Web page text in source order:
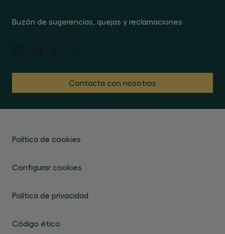
Buzón de sugerencias, quejas y reclamaciones
Contacta con nosotros
Política de cookies
Configurar cookies
Política de privacidad
Código ético